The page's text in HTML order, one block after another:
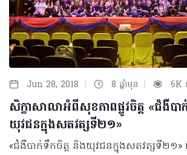
Jun 28, 2018 | 8 ឆ្នាំមុន | 6K
សិក្ខាសាលាអំពីសុខភាពផ្លូវចិត្ត «ជំងឺបា
យុវជនក្នុងសតវត្សទី២១»